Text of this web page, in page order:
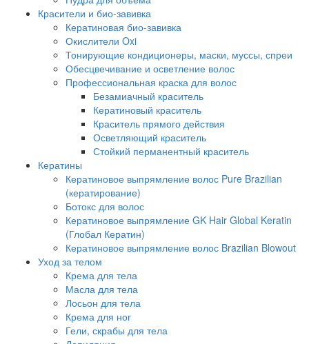
Красители и био-завивка
Кератиновая био-завивка
Окислители Oxi
Тонирующие кондиционеры, маски, муссы, спреи
Обесцвечивание и осветление волос
Профессиональная краска для волос
Безамиачный краситель
Кератиновый краситель
Краситель прямого действия
Осветляющий краситель
Стойкий перманентный краситель
Кератины
Кератиновое выпрямление волос Pure Brazilian
(кератирование)
Ботокс для волос
Кератиновое выпрямление GK Hair Global Keratin
(Глобал Кератин)
Кератиновое выпрямление волос Brazilian Blowout
Уход за телом
Крема для тела
Масла для тела
Лосьон для тела
Крема для ног
Гели, скрабы для тела